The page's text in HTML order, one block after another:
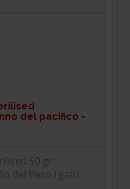
del pacifico -
50 gr -
del Peso I gatti